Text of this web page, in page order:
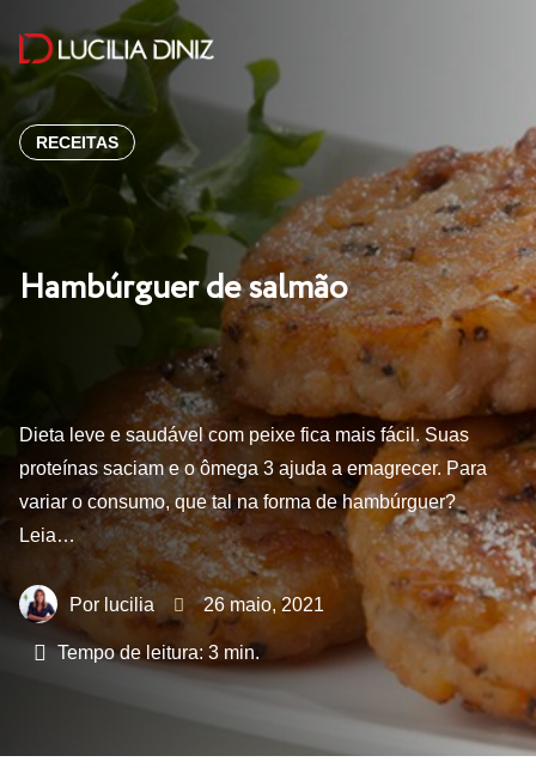
RECEITAS
Hambúrguer de salmão
Dieta leve e saudável com peixe fica mais fácil. Suas
proteínas saciam e o ômega 3 ajuda a emagrecer. Para
variar o consumo, que tal na forma de hambúrguer?
Leia…
lucilia 26 maio, 2021
Tempo de leitura: 3 min.